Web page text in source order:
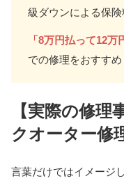
級ダウンによる保険
「8万円払って12万
での修理をおすすめ
【実際の修
クオーター修
言葉だけではイメージ